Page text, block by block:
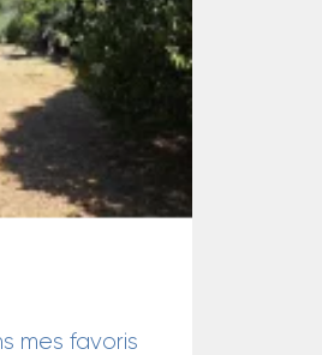
mes favoris